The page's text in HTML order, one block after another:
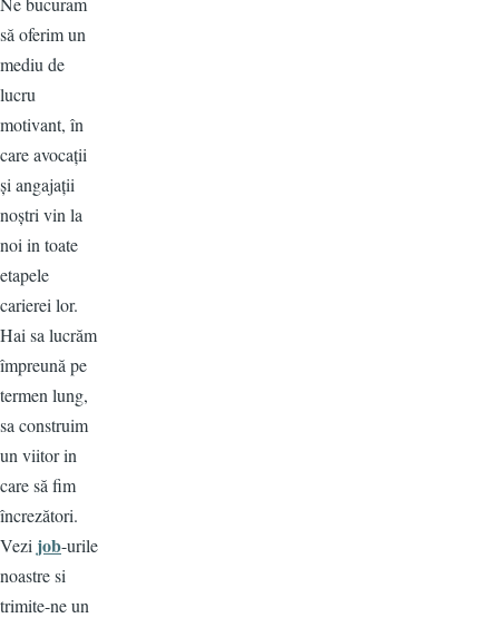
să oferim un
mediu de
lucru
motivant, în
care avocații
și angajații
noștri vin la
noi in toate
etapele
carierei lor.
Hai sa lucrăm
împreună pe
termen lung,
sa construim
un viitor in
care să fim
încrezători.
Vezi job-urile
noastre si
trimite-ne un